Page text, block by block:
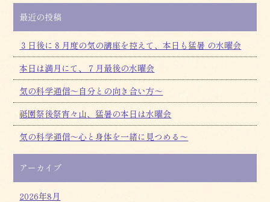
最近の投稿
３日後に８月度の気の講座を控えて、本日も猛暑 の水曜会
本日は満月にて、７月最後の水曜会
気の科学通信～自分との向き合い方～
祗園祭後祭宵々山、猛暑の本日は水曜会
気の科学通信～心と身体を一緒に見つめる～
アーカイブ
2026年8月